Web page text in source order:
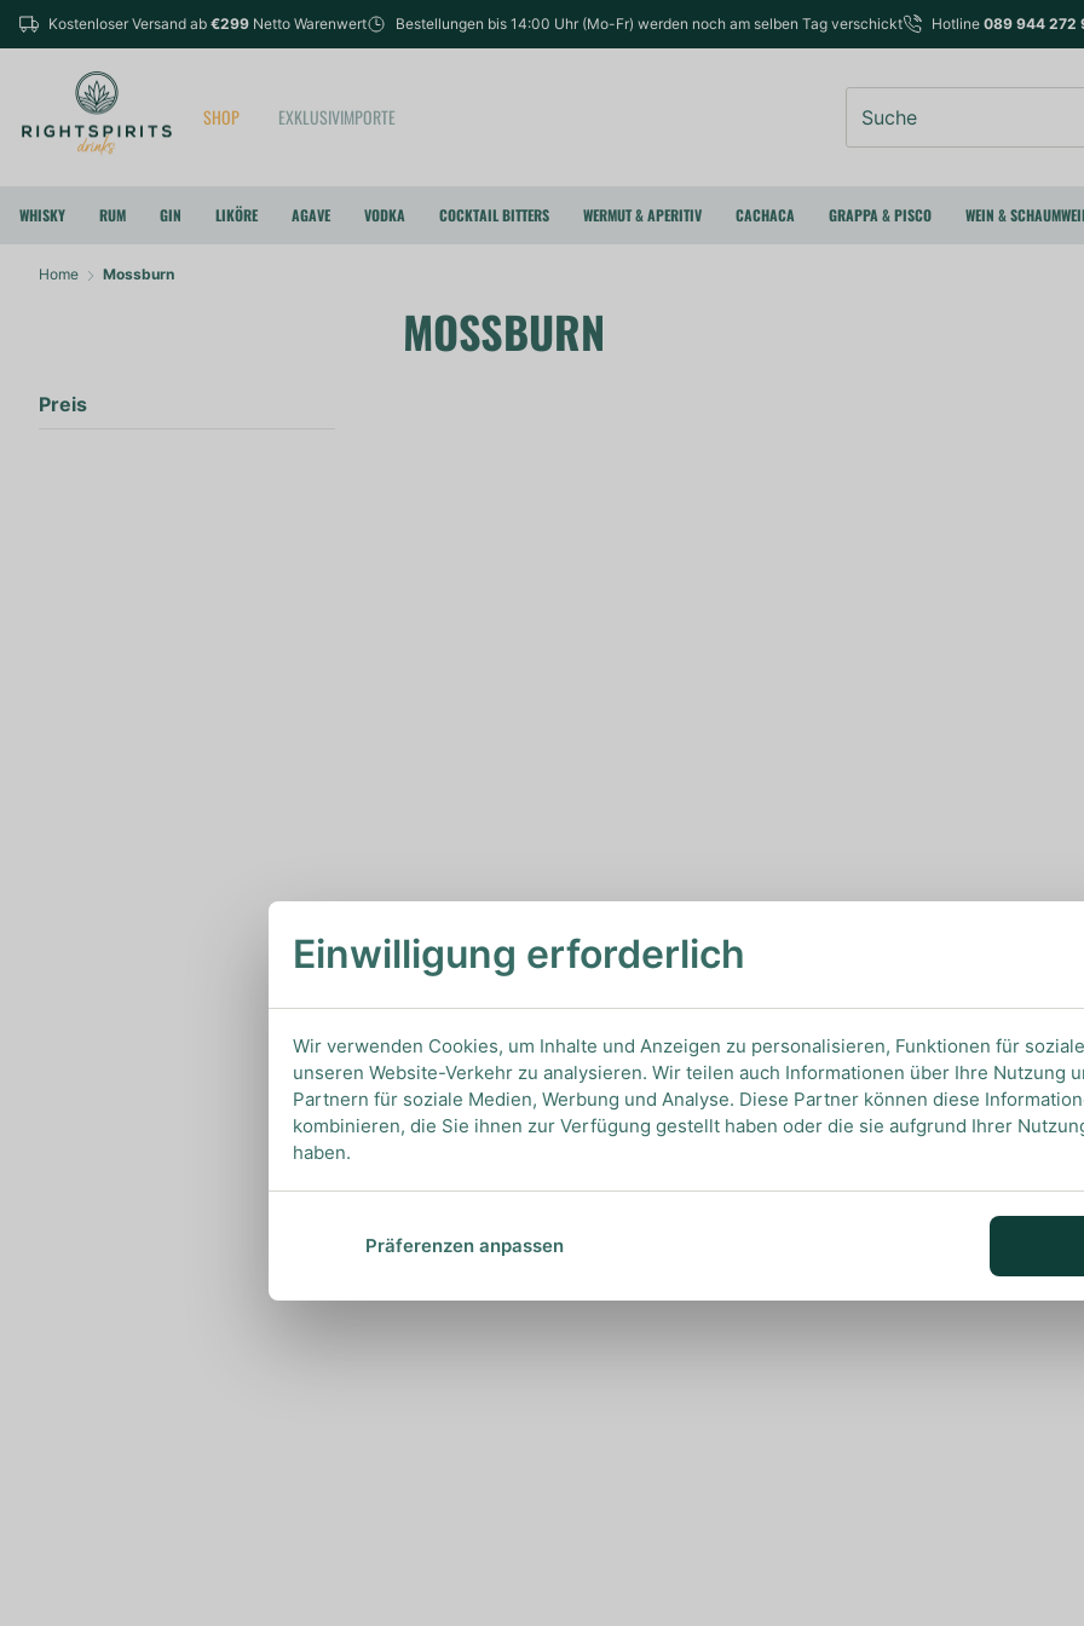
Kostenloser Versand ab €299 Netto Warenwert Bestellungen bis 14:00 Uhr (Mo-Fr) werden noch am selben Tag verschickt Hotline 089 944 272
SHOP EXKLUSIVIMPORTE
WHISKY RUM GIN LIKÖRE AGAVE VODKA COCKTAIL BITTERS WERMUT & APERITIV CACHACA GRAPPA & PISCO WEIN &
Home Mossburn
Preis
MOSSBURN
Einwilligung erforderlich
Wir verwenden Cookies, um Inhalte und Anzeigen zu personalisieren, Funktionen für
unseren Website-Verkehr zu analysieren. Wir teilen auch Informationen über Ihre Nutzung
Partnern für soziale Medien, Werbung und Analyse. Diese Partner können diese
kombinieren, die Sie ihnen zur Verfügung gestellt haben oder die sie aufgrund Ihrer
haben.
Präferenzen anpassen